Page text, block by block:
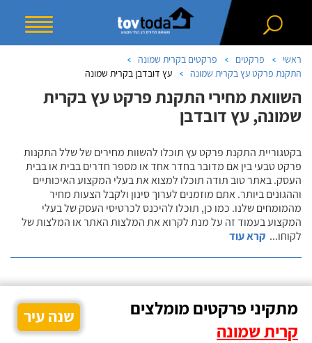
ראשי פרקטים
פרקטים בקרית שמונה
התקנת פרקט עץ בקרית שמונה
עץ דובדבן בקרית שמונה
השוואת מחירי התקנת פרקט עץ בקרית
שמונה, עץ דובדבן
בקטגוריית התקנת פרקט עץ תוכלו להשוות מחירים של שלל התקנות
פרקט טבעי בין אם מדובר בחדר אחד או מספר חדרים בבית או בבית
העסק. באתר טוב תודה תוכלו למצוא את בעלי המקצוע האיכותיים
וההגונים ביותר. אתם מוזמנים לערוך סינון ולקבל הצעות מחיר
מהמומחים שלנו. כמו כן, תוכלו להיכנס לכרטיסי העסק של בעלי
המקצוע בעמוד זה על מנת לקרוא את המלצות האתר או המלצות של
לקוחו... קרא עוד
מתקיני פרקטים מומלצים
קרית שמונה
שנה עיר